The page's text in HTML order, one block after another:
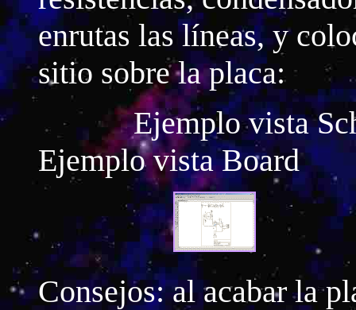
enrutas las líneas, y
sitio sobre la placa:
Ejemplo
Ejemplo vista Board
Consejos: al acabar la